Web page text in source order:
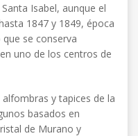
Isabel, aunque el
1847 y 1849, época
se conserva
uno de los centros de
y tapices de la
basados en
de Murano y